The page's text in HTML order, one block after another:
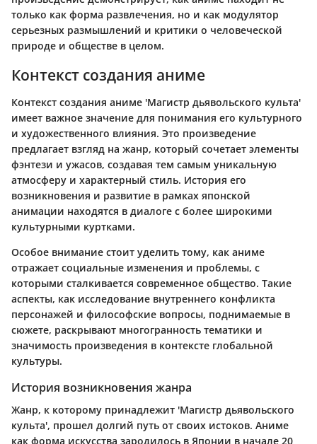
только как форма развлечения, но и как модулятор
серьезных размышлений и критики о человеческой
природе и обществе в целом.
Контекст создания аниме
Контекст создания аниме 'Магистр дьявольского культа'
имеет важное значение для понимания его культурного
и художественного влияния. Это произведение
предлагает взгляд на жанр, который сочетает элементы
фэнтези и ужасов, создавая тем самым уникальную
атмосферу и характерный стиль. История его
возникновения и развитие в рамках японской
анимации находятся в диалоге с более широкими
культурными куртками.
Особое внимание стоит уделить тому, как аниме
отражает социальные изменения и проблемы, с
которыми сталкивается современное общество. Такие
аспекты, как исследование внутреннего конфликта
персонажей и философские вопросы, поднимаемые в
сюжете, раскрывают многогранность тематики и
значимость произведения в контексте глобальной
культуры.
История возникновения жанра
Жанр, к которому принадлежит 'Магистр дьявольского
культа', прошел долгий путь от своих истоков. Аниме
как форма искусства зародилось в Японии в начале 20